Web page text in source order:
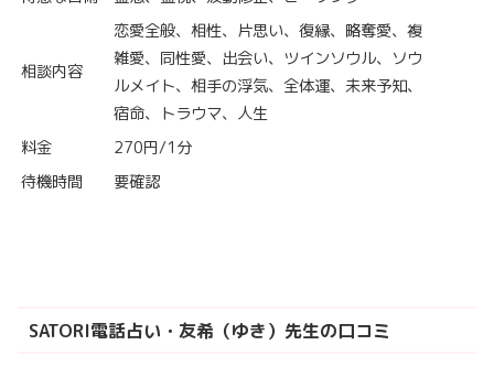
相談内容
恋愛全般、相性、片思い、復縁、略奪愛、複
雑愛、同性愛、出会い、ツインソウル、ソウ
ルメイト、相手の浮気、全体運、未来予知、
宿命、トラウマ、人生
料金
270円/1分
待機時間
要確認
SATORI電話占い・友希（ゆき）先生の口コミ